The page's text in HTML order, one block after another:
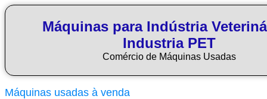
Máquinas para Indústria
Industria PET
Comércio de Máquinas Usadas
Máquinas usadas à venda